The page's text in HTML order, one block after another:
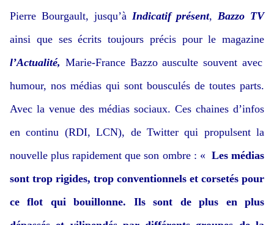
Pierre Bourgault, jusqu’à Indicatif présent,Bazzo TV
ainsi que ses écrits toujours précis pour le magazine
l’Actualité, Marie-France Bazzo ausculte souvent avec
humour, nos médias qui sont bousculés de toutes parts.
Avec la venue des médias sociaux. Ces chaines d’infos
en continu (RDI, LCN), de Twitter qui propulsent la
nouvelle plus rapidement que son ombre : « Les médias
sont trop rigides, trop conventionnels et corsetés pour
ce flot qui bouillonne. Ils sont de plus en plus